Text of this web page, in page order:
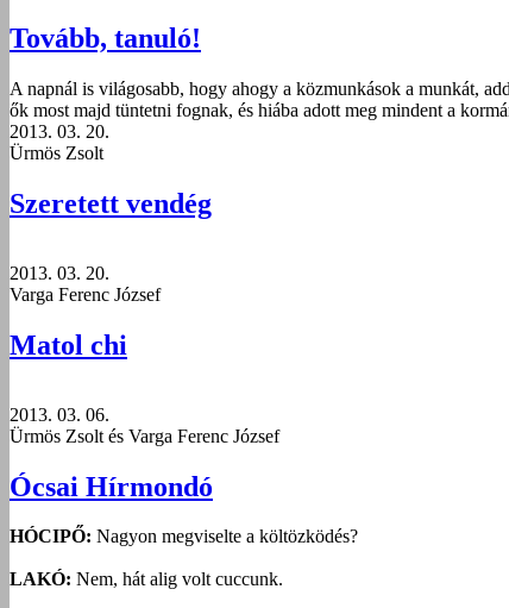
Tovább, tanuló!
A napnál is világosabb, hogy ahogy a közmunkások a munkát,
ők most majd tüntetni fognak, és hiába adott meg mindent a
2013. 03. 20.
Ürmös Zsolt
Szeretett vendég
2013. 03. 20.
Varga Ferenc József
Matol chi
2013. 03. 06.
Ürmös Zsolt és Varga Ferenc József
Ócsai Hírmondó
HÓCIPŐ: Nagyon megviselte a költözködés?
LAKÓ: Nem, hát alig volt cuccunk.